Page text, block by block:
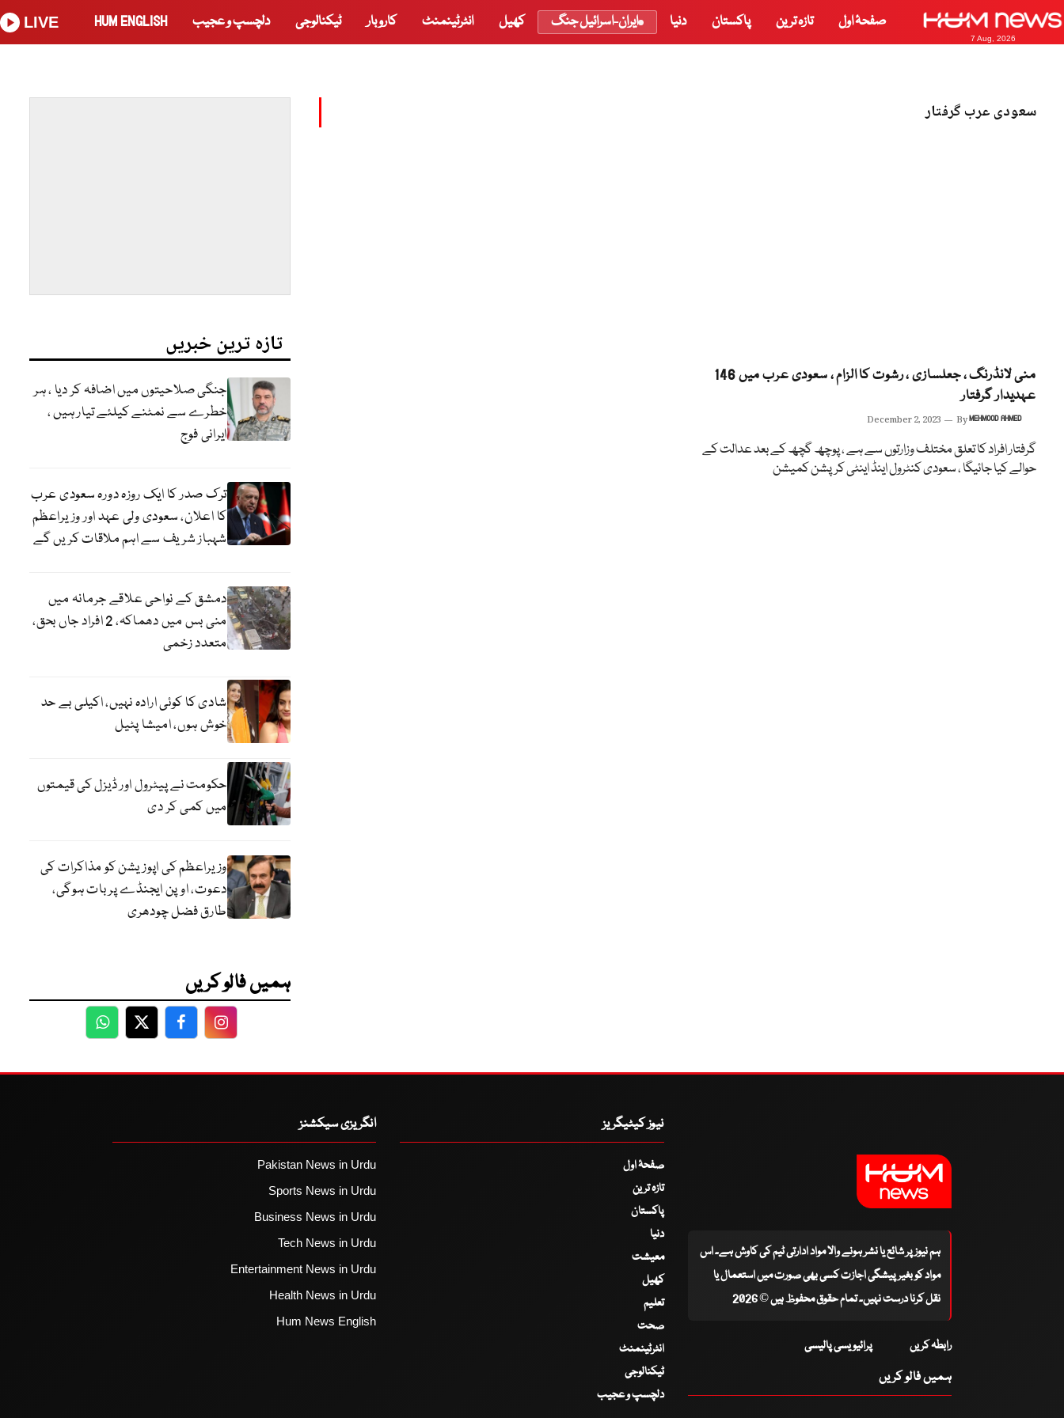
7 Aug, 2026
صفحۂ اول تازہ ترین پاکستان دنیا ایران-اسرائیل جنگ کھیل انٹرٹینمنٹ کاروبار ٹیکنالوجی دلچسپ و عجیب HUM ENGLISH
LIVE
سعودی عرب گرفتار
منی لانڈرنگ ، جعلسازی ، رشوت کا الزام ، سعودی عرب میں 146
عہدیدار گرفتار
December 2, 2023 ByMEHMOOD AHMED
گرفتار افراد کا تعلق مختلف وزارتوں سے ہے ، پوچھ گچھ کے بعد عدالت کے
حوالے کیا جائیگا ، سعودی کنٹرول اینڈ اینٹی کرپشن کمیشن
تازہ ترین خبریں
جنگی صلاحیتوں میں اضافہ کر دیا ، ہر
خطرے سے نمٹنے کیلئے تیار ہیں ،
ایرانی فوج
ترک صدر کا ایک روزہ دورہ سعودی عرب
کا اعلان، سعودی ولی عہد اور وزیراعظم
شہباز شریف سے اہم ملاقات کریں گے
دمشق کے نواحی علاقے جرمانہ میں
منی بس میں دھماکہ، 2 افراد جاں بحق،
متعدد زخمی
شادی کا کوئی ارادہ نہیں، اکیلی بے حد
خوش ہوں، امیشا پٹیل
حکومت نے پیٹرول اور ڈیزل کی قیمتوں
میں کمی کر دی
وزیراعظم کی اپوزیشن کو مذاکرات کی
دعوت، اوپن ایجنڈے پر بات ہوگی،
طارق فضل چودھری
ہمیں فالو کریں
WhatsApp
TwitterFacebookFacebook
ہم نیوز پر شائع یا نشر ہونے والا مواد ادارتی ٹیم کی کاوش ہے۔ اس
مواد کو بغیر پیشگی اجازت کسی بھی صورت میں استعمال یا
نقل کرنا درست نہیں۔ تمام حقوق محفوظ ہیں © 2026
رابطہ کریں پرائیویسی پالیسی
ہمیں فالو کریں
نیوز کیٹیگریز
صفحۂ اول
تازہ ترین
پاکستان
دنیا
معیشت
کھیل
تعلیم
صحت
انٹرٹینمنٹ
ٹیکنالوجی
دلچسپ و عجیب
انگریزی سیکشنز
Pakistan News in Urdu
Sports News in Urdu
Business News in Urdu
Tech News in Urdu
Entertainment News in Urdu
Health News in Urdu
Hum News English